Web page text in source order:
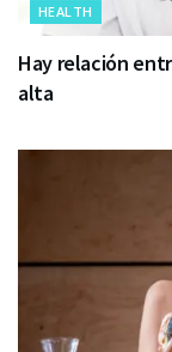
HEALTH
Hay relación
alta